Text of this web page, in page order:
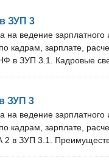
поддержки и
более 10
проверить наше
об удобном
ЗУП 3
ведение зарплатного
кадрам, зарплате,
в ЗУП 3.1. Кадровые
поддержки и
более 10
проверить наше
об удобном
ЗУП 3
ведение зарплатного
кадрам, зарплате,
2 в ЗУП 3.1.